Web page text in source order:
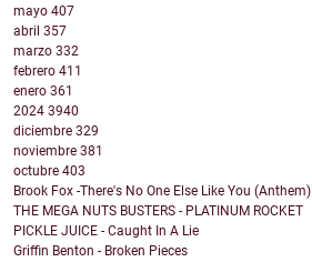
mayo 407
abril 357
marzo 332
febrero 411
enero 361
2024 3940
diciembre 329
noviembre 381
octubre 403
Brook Fox -There's No One Else Like You (Anthem)
THE MEGA NUTS BUSTERS - PLATINUM ROCKET
PICKLE JUICE - Caught In A Lie
Griffin Benton - Broken Pieces